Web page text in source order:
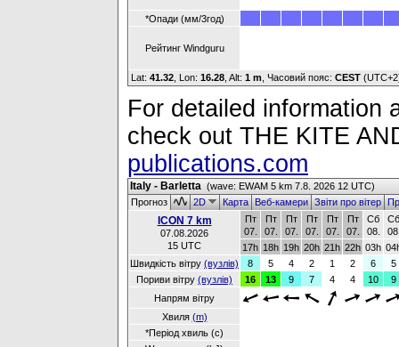
*Опади (мм/3год)
Рейтинг Windguru
Lat: 41.32 , Lon: 16.28 Alt: 1 m , Часовий пояс: CEST
For detailed information
check out THE KITE
publications.com
Italy - Barletta (wave: EWAM 5 km 7.8. 2026 12 UTC)
Прогноз
2D КартаВеб-камериЗвіти про вітер
ICON 7 km
07.08.2026
15 UTC
Пт
07.
Пт
07.
Пт
07.
Пт
07.
Пт
07.
Пт
07.
Сб
08.
Сб
17h 18h 19h 20h 21h 22h 03h
Швидкість вітру (вузлів) 8 5 4 2 1 2 6
5
Пориви вітру (вузлів) 16 13 9 7 4 4 10
9
Напрям вітру
Хвиля (m)
*Період хвиль (с)